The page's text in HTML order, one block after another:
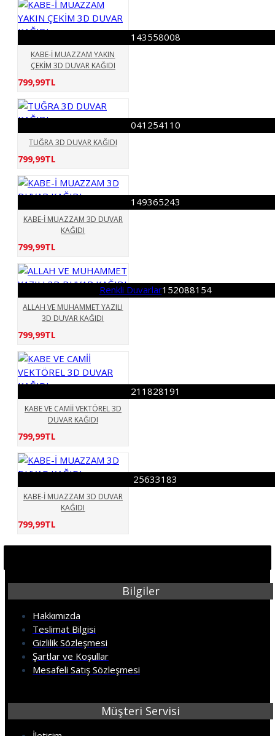
143558008
KABE-İ MUAZZAM YAKIN
ÇEKİM 3D DUVAR KAĞIDI
799,99TL
041254110
TUĞRA 3D DUVAR KAĞIDI
799,99TL
149365243
KABE-İ MUAZZAM 3D DUVAR
KAĞIDI
799,99TL
Renkli Duvarlar152088154
ALLAH VE MUHAMMET YAZILI
3D DUVAR KAĞIDI
799,99TL
211828191
KABE VE CAMİİ VEKTÖREL 3D
DUVAR KAĞIDI
799,99TL
25633183
KABE-İ MUAZZAM 3D DUVAR
KAĞIDI
799,99TL
Bilgiler
Hakkımızda
Teslimat Bilgisi
Gizlilik Sözleşmesi
Şartlar ve Koşullar
Mesafeli Satış Sözleşmesi
Müşteri Servisi